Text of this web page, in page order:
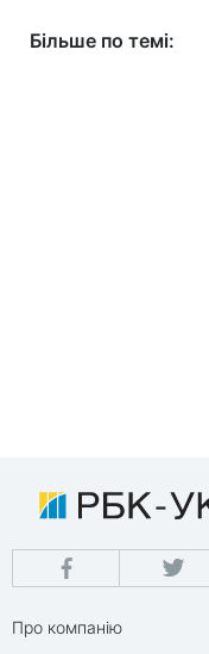
Більше по темі:
Про компанію